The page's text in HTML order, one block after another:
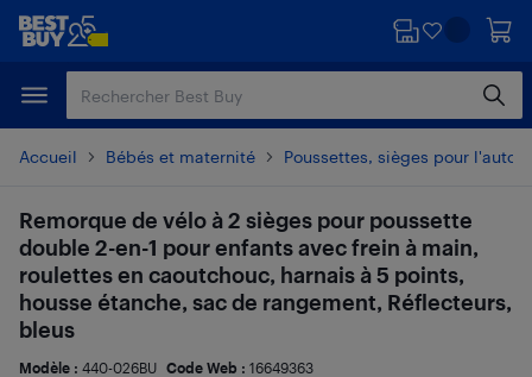
Passer
principal
Passer
Accueil Bébés et maternité Poussettes, sièges pour l'auto
Remorque de vélo à 2 sièges pour poussette
double 2-en-1 pour enfants avec frein à main,
roulettes en caoutchouc, harnais à 5 points,
housse étanche, sac de rangement, Réflecteurs,
bleus
Modèle : 440-026BU Code Web : 16649363